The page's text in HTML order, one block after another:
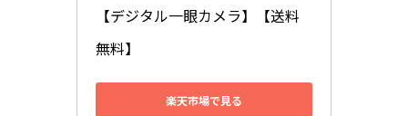
【デジタル一眼カメラ】【送料
無料】
楽天市場で見る